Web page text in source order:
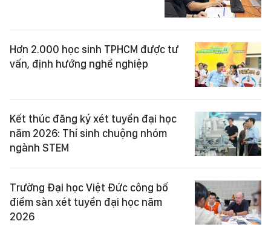
Hơn 2.000 học sinh TPHCM được tư
vấn, định hướng nghề nghiệp
Kết thúc đăng ký xét tuyển đại học
năm 2026: Thí sinh chuộng nhóm
ngành STEM
Trường Đại học Việt Đức công bố
điểm sàn xét tuyển đại học năm
2026